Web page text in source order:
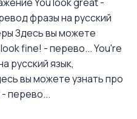
фразы на русский
Здесь вы можете
fine! - перево...You're
русский язык,
вы можете узнать про
перево...